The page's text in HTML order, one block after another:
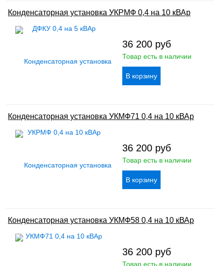
Конденсаторная установка УКРМФ 0,4 на 10 кВАр
36 200 руб
Товар есть в наличии
Конденсаторная установка УКМФ71 0,4 на 10 кВАр
36 200 руб
Товар есть в наличии
Конденсаторная установка УКМФ58 0,4 на 10 кВАр
36 200 руб
Товар есть в наличии